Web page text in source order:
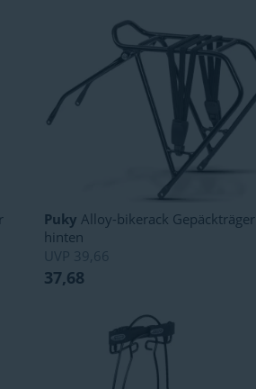
Puky Alloy-bikerack Gepäckträger
hinten
UVP 39,66
37,68